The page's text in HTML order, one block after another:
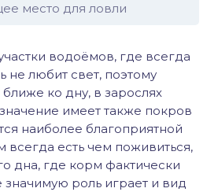
место для ловли
водоёмов, где всегда
не любит свет, поэтому
ближе ко дну, в зарослях
имеет также покров
наиболее благоприятной
всегда есть чем поживиться,
дна, где корм фактически
значимую роль играет и вид